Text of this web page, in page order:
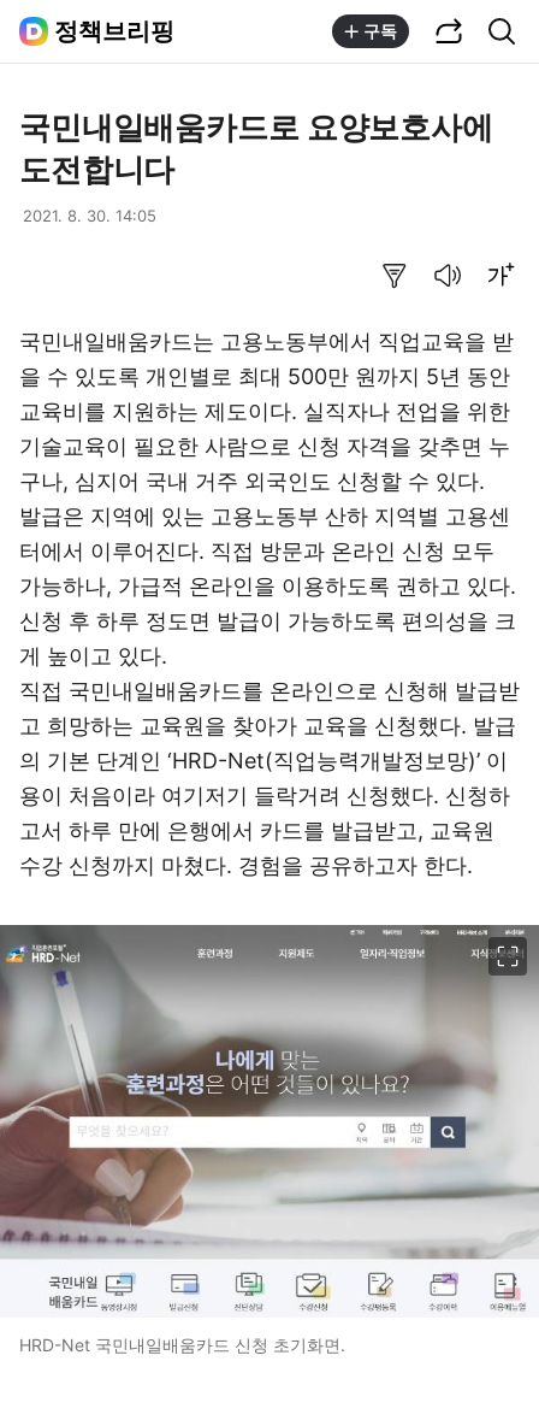
정책브리핑 구독
국민내일배움카드로 요양보호사에
도전합니다
2021. 8. 30. 14:05
국민내일배움카드는 고용노동부에서 직업교육을 받
을 수 있도록 개인별로 최대 500만 원까지 5년 동안
교육비를 지원하는 제도이다. 실직자나 전업을 위한
기술교육이 필요한 사람으로 신청 자격을 갖추면 누
구나, 심지어 국내 거주 외국인도 신청할 수 있다.
발급은 지역에 있는 고용노동부 산하 지역별 고용센
터에서 이루어진다. 직접 방문과 온라인 신청 모두
가능하나, 가급적 온라인을 이용하도록 권하고 있다.
신청 후 하루 정도면 발급이 가능하도록 편의성을 크
게 높이고 있다.
직접 국민내일배움카드를 온라인으로 신청해 발급받
고 희망하는 교육원을 찾아가 교육을 신청했다. 발급
의 기본 단계인 ‘HRD-Net(직업능력개발정보망)’ 이
용이 처음이라 여기저기 들락거려 신청했다. 신청하
고서 하루 만에 은행에서 카드를 발급받고, 교육원
수강 신청까지 마쳤다. 경험을 공유하고자 한다.
HRD-Net 국민내일배움카드 신청 초기화면.